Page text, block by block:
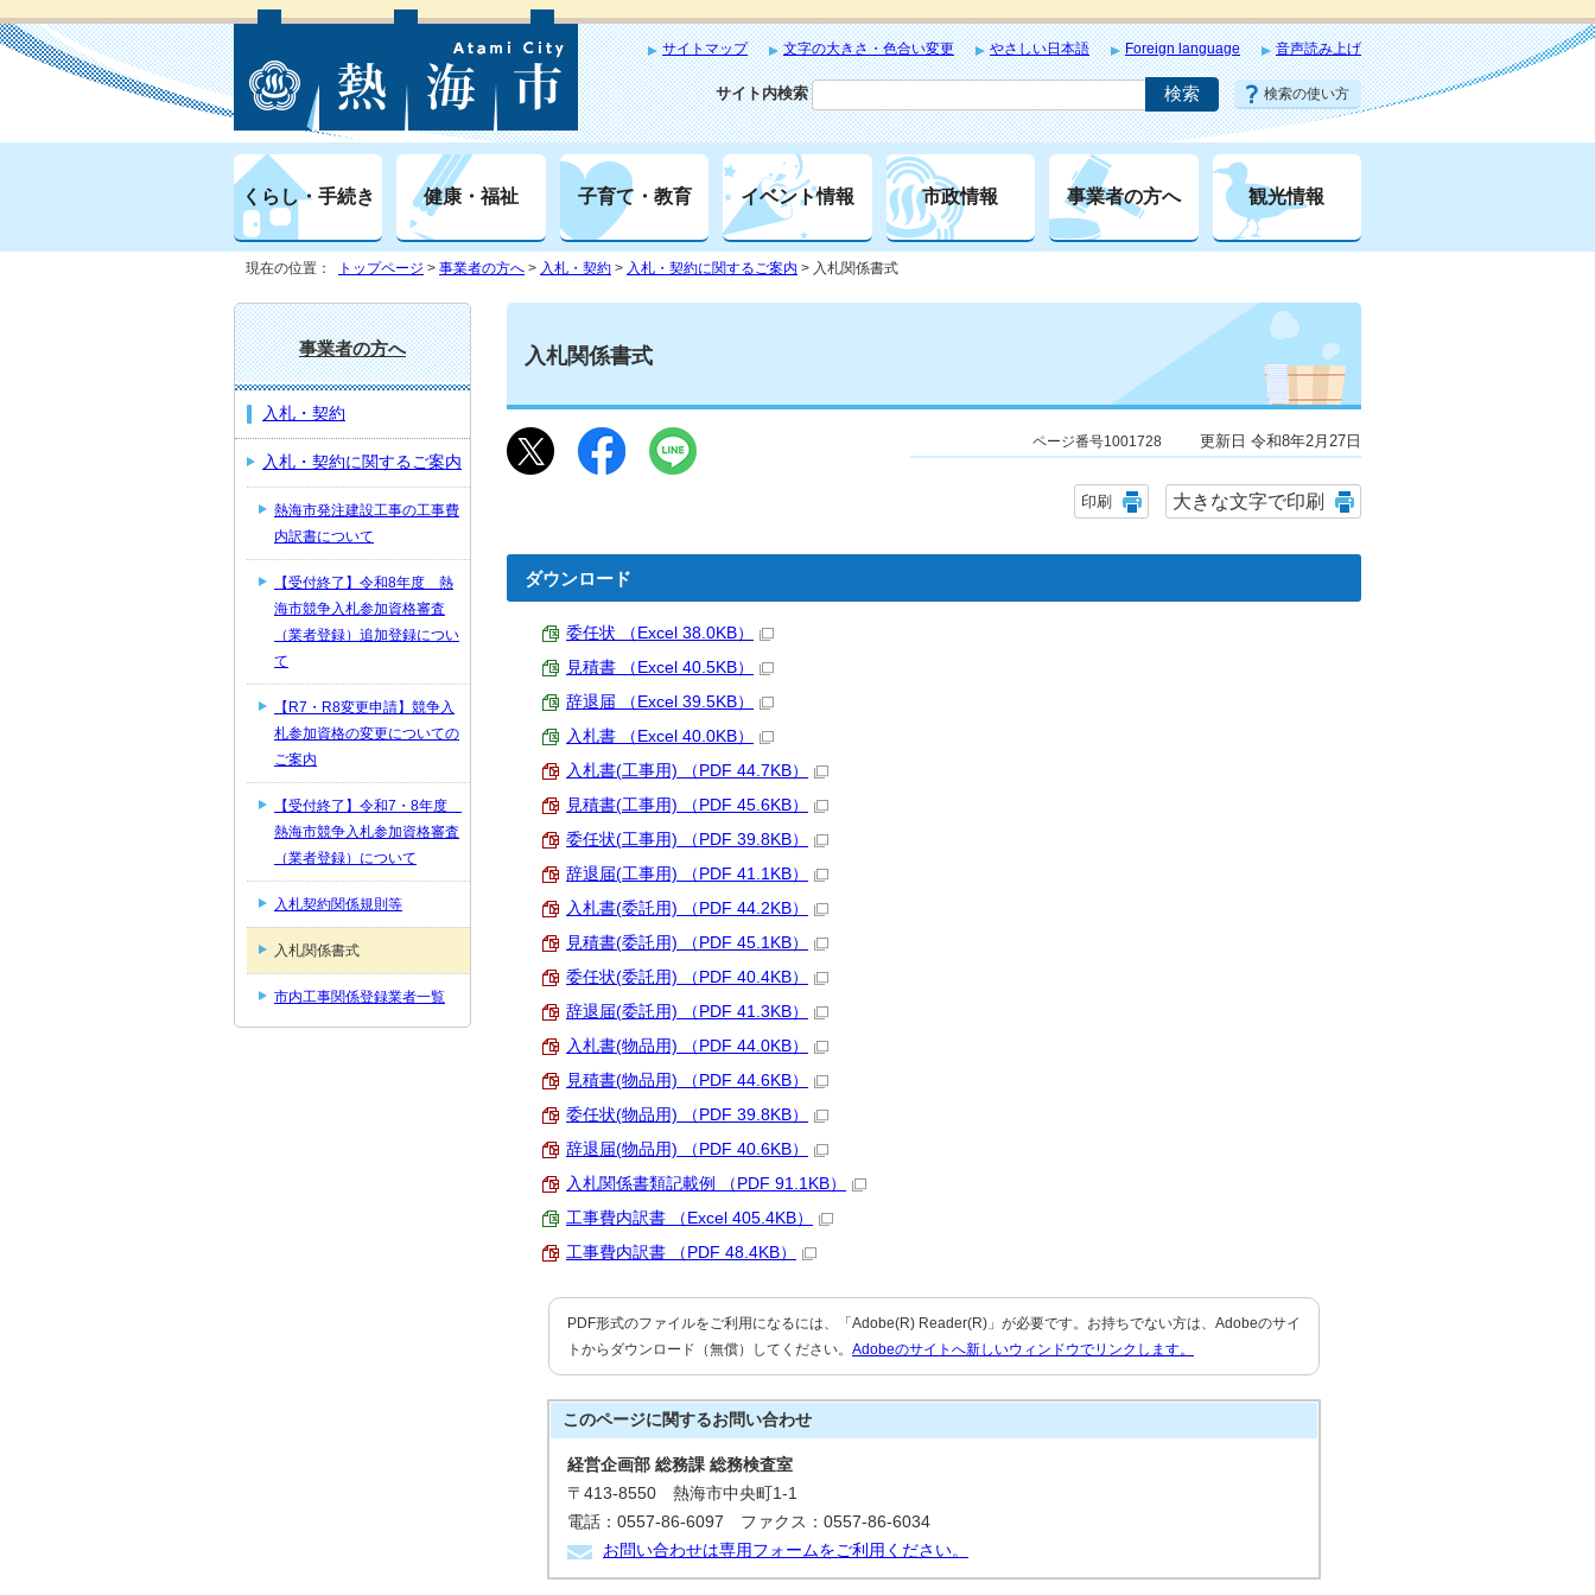
サイトマップ 文字の大きさ・色合い変更 やさしい日本語 Foreign language 音声読み上げ
サイト内検索 検索の使い方
くらし・手続き 健康・福祉 子育て・教育 イベント情報 市政情報 事業者の方へ 観光情報
現在の位置： トップページ > 事業者の方へ > 入札・契約 > 入札・契約に関するご案内 > 入札関係書式
入札関係書式
ページ番号1001728 更新日 令和8年2月27日
印刷 大きな文字で印刷
ダウンロード
委任状 （Excel 38.0KB）
見積書 （Excel 40.5KB）
辞退届 （Excel 39.5KB）
入札書 （Excel 40.0KB）
入札書(工事用) （PDF 44.7KB）
見積書(工事用) （PDF 45.6KB）
委任状(工事用) （PDF 39.8KB）
辞退届(工事用) （PDF 41.1KB）
入札書(委託用) （PDF 44.2KB）
見積書(委託用) （PDF 45.1KB）
委任状(委託用) （PDF 40.4KB）
辞退届(委託用) （PDF 41.3KB）
入札書(物品用) （PDF 44.0KB）
見積書(物品用) （PDF 44.6KB）
委任状(物品用) （PDF 39.8KB）
辞退届(物品用) （PDF 40.6KB）
入札関係書類記載例 （PDF 91.1KB）
工事費内訳書 （Excel 405.4KB）
工事費内訳書 （PDF 48.4KB）
PDF形式のファイルをご利用になるには、「Adobe(R) Reader(R)」が必要です。お持ちでない方は、Adobeのサイ
トからダウンロード（無償）してください。 Adobeのサイトへ新しいウィンドウでリンクします。
このページに関するお問い合わせ
経営企画部 総務課 総務検査室
〒413-8550 熱海市中央町1-1
電話：0557-86-6097 ファクス：0557-86-6034
お問い合わせは専用フォームをご利用ください。
事業者の方へ
入札・契約
入札・契約に関するご案内
熱海市発注建設工事の工事費
内訳書について
【受付終了】令和8年度 熱
海市競争入札参加資格審査
（業者登録）追加登録につい
て
【R7・R8変更申請】競争入
札参加資格の変更についての
ご案内
【受付終了】令和7・8年度
熱海市競争入札参加資格審査
（業者登録）について
入札契約関係規則等
入札関係書式
市内工事関係登録業者一覧